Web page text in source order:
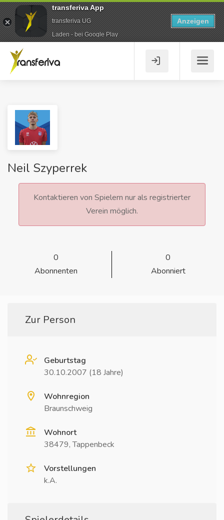
Neil Szyperrek
Kontaktieren von Spielern nur als registrierter
Verein möglich.
0
Abonnenten
0
Abonniert
Zur Person
Geburtstag
30.10.2007 (18 Jahre)
Wohnregion
Braunschweig
Wohnort
38479, Tappenbeck
Vorstellungen
k.A.
transferiva App
transferiva UG
Laden - bei Google Play
Anzeigen